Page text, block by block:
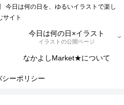
今日は何の日を、ゆるいイラストで楽し
サイト
今日は何の日×イラスト
イラストの公開ページ
なかよしMarket★について
シーポリシー